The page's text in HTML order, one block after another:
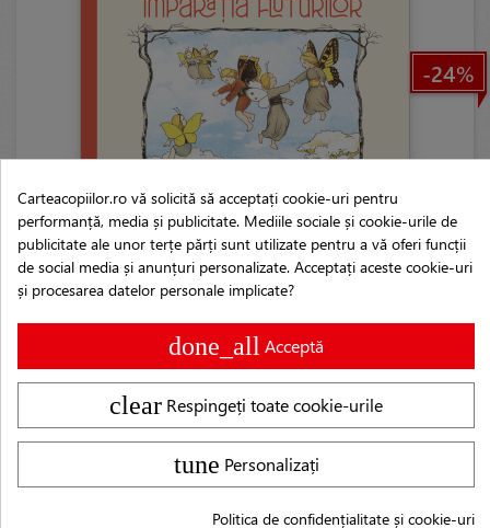
-24%
Împărăția fluturilor
30 x 23 cm / 32 pag.
39,00 lei30,00 lei
Adaugă în coș
Carteacopiilor.ro vă solicită să acceptați cookie-uri pentru
performanță, media și publicitate. Mediile sociale și cookie-urile de
publicitate ale unor terțe părți sunt utilizate pentru a vă oferi funcții
de social media și anunțuri personalizate. Acceptați aceste cookie-uri
și procesarea datelor personale implicate?
done_all Acceptă
clear Respingeți toate cookie-urile
tune Personalizați
Politica de confidențialitate și cookie-uri